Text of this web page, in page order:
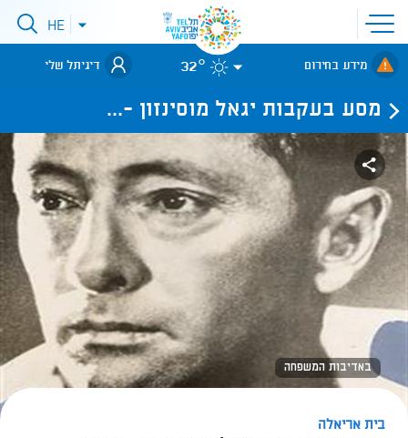
פתיחת
תפריט
אתר
לאתר עיריית
תל-אביב
פתיחתHE
מידע בחירום 32° דיגיתל שלי
מסע בעקבות יגאל מוסינזון -...
באדיבות המשפחה
בית אריאלה